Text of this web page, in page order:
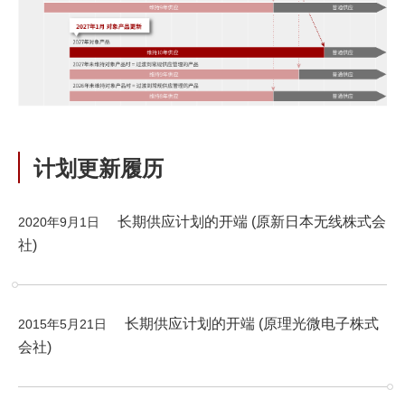
计划更新履历
2020年9月1日
长期供应计划的开端 (原新日本无线株式会
社)
2015年5月21日
长期供应计划的开端 (原理光微电子株式
会社)